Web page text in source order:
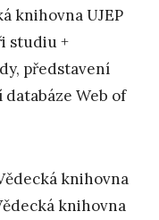
knihovna UJEP
studiu +
představení
databáze Web of
knihovna
knihovna